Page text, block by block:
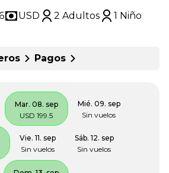
USD 2 Adultos
1 Niño
Pagos
Mar. 08. sep
USD 199.5
Mié. 09. sep
Sin vuelos
Vie. 11. sep
Sin vuelos
Sáb. 12. sep
Sin vuelos